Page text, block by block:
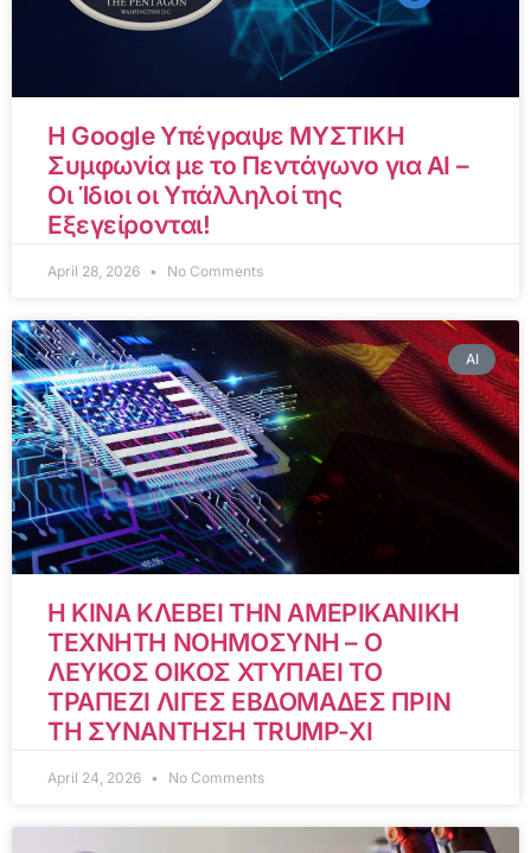
Η Google Υπέγραψε ΜΥΣΤΙΚΗ
Συμφωνία με το Πεντάγωνο για AI –
Οι Ίδιοι οι Υπάλληλοί της
Εξεγείρονται!
April 28, 2026 No Comments
AI
Η ΚΙΝΑ ΚΛΕΒΕΙ ΤΗΝ ΑΜΕΡΙΚΑΝΙΚΗ
ΤΕΧΝΗΤΗ ΝΟΗΜΟΣΥΝΗ – Ο
ΛΕΥΚΟΣ ΟΙΚΟΣ ΧΤΥΠΑΕΙ ΤΟ
ΤΡΑΠΕΖΙ ΛΙΓΕΣ ΕΒΔΟΜΑΔΕΣ ΠΡΙΝ
ΤΗ ΣΥΝΑΝΤΗΣΗ TRUMP-XI
April 24, 2026 No Comments